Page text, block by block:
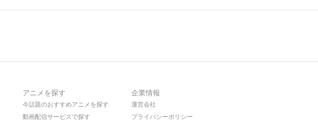
アニメを探す
今話題のおすすめアニメを探す
動画配信サービスで探す
企業情報
運営会社
プライバシーポリシー